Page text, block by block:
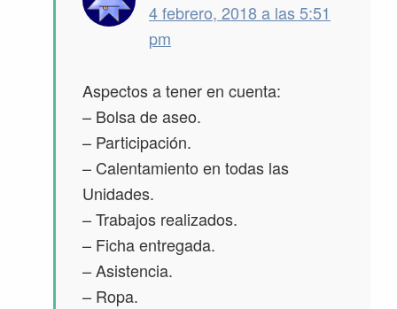
4 febrero, 2018 a las 5:51
pm
Aspectos a tener en cuenta:
– Bolsa de aseo.
– ‎Participación.
– Calentamiento en todas las
Unidades.
– ‎Trabajos realizados.
– ‎Ficha entregada.
– ‎Asistencia.
– ‎Ropa.